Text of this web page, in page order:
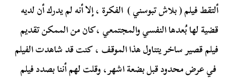
ألتقط فيلم ( بلاش تبوسني ) الفكرة ، إلا أنه لم يدرك أن لديه
قضية لها بُعدها النفسي والمجتمعي ،كان من الممكن تقديم
فيلم قصير ساخر يتناول هذا الموقف ، كنت قد شاهدت الفيلم
في عرض محدود قبل بضعة اشهر، وقلت لهم أننا بصدد فيلم